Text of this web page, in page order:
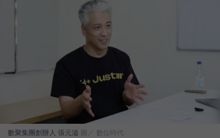
數聚集團創辦人 張元溢 圖／ 數位時代